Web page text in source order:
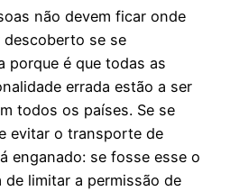
não devem ficar onde
descoberto se se
porque é que todas as
errada estão a ser
todos os países. Se se
evitar o transporte de
enganado: se fosse esse o
limitar a permissão de